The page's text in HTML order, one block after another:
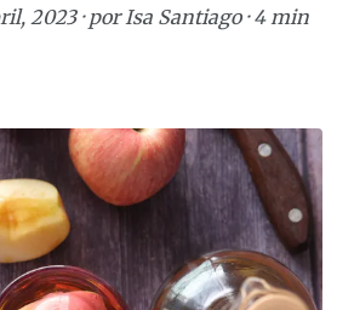
2023· porIsa Santiago·4 min